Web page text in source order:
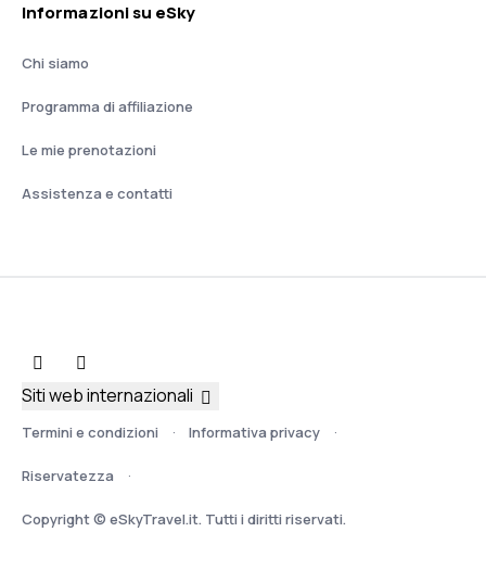
Informazioni su eSky
Chi siamo
Programma di affiliazione
Le mie prenotazioni
Assistenza e contatti
Termini e condizioni Informativa privacy
Riservatezza
Copyright © eSkyTravel.it. Tutti i diritti riservati.
Siti web internazionali